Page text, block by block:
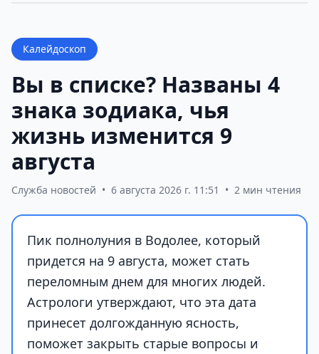
Калейдоскоп
Вы в списке? Названы 4
знака зодиака, чья
жизнь изменится 9
августа
Служба новостей • 6 августа 2026 г. 11:51 • 2 мин чтения
Пик полнолуния в Водолее, который
придется на 9 августа, может стать
переломным днем для многих людей.
Астрологи утверждают, что эта дата
принесет долгожданную ясность,
поможет закрыть старые вопросы и